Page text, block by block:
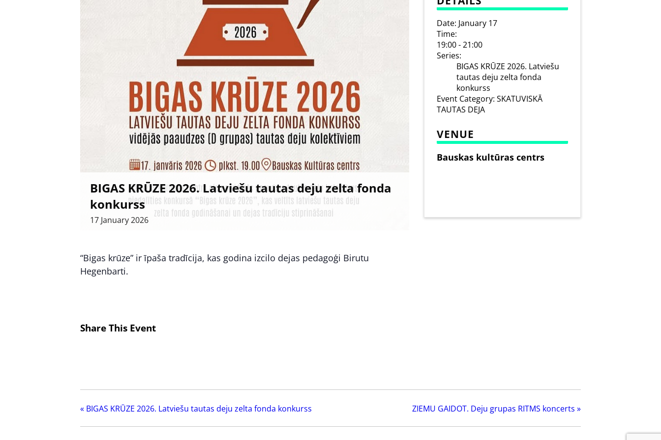
BIGAS KRŪZE 2026. Latviešu tautas deju zelta fonda
konkurss
17 January2026
“Bigas krūze” ir īpaša tradīcija, kas godina izcilo dejas pedagoģi Birutu
Hegenbarti.
Share This Event
Date: January 17
Time:
19:00 - 21:00
Series:
BIGAS KRŪZE 2026. Latviešu
tautas deju zelta fonda
konkurss
Event Category: SKATUVISKĀ
TAUTAS DEJA
VENUE
Bauskas kultūras centrs
« BIGAS KRŪZE 2026. Latviešu tautas deju zelta fonda konkurss ZIEMU GAIDOT. Deju grupas RITMS koncerts »